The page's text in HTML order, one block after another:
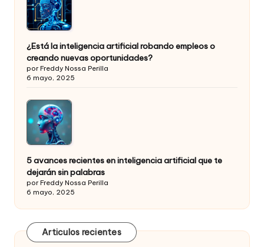
¿Está la inteligencia artificial robando empleos o
creando nuevas oportunidades?
por Freddy Nossa Perilla
6 mayo, 2025
5 avances recientes en inteligencia artificial que te
dejarán sin palabras
por Freddy Nossa Perilla
6 mayo, 2025
Articulos recientes